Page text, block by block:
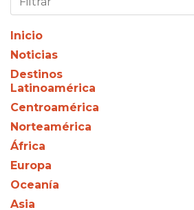
Inicio
Noticias
Destinos
Latinoamérica
Centroamérica
Norteamérica
África
Europa
Oceanía
Asia